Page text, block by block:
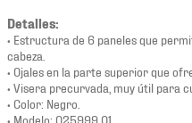
Detalles:
• Estructura de 6 paneles que
cabeza.
• Ojales en la parte superior que
• Visera precurvada, muy útil para
• Color: Negro.
• Modelo: 025999 01